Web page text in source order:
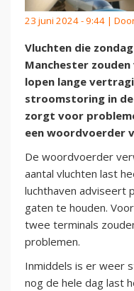
23 juni 2024 - 9:44 |
Vluchten die
Manchester
lopen lange
stroomstoring in de
zorgt voor
een woordvoerder
De woordvoerder
aantal vluchten last
luchthaven adviseert
gaten te houden.
twee terminals
problemen.
Inmiddels is er weer
nog de hele dag last